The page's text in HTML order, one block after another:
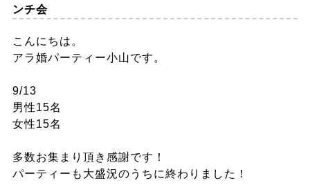
ンチ会
こんにちは。
アラ婚パーティー小山です。
9/13
男性15名
女性15名
多数お集まり頂き感謝です！
パーティーも大盛況のうちに終わりました！